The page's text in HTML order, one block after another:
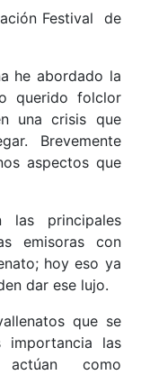
Festival de
he abordado la
querido folclor
una crisis que
Brevemente
aspectos que
las principales
emisoras con
hoy eso ya
dar ese lujo.
que se
importancia las
actúan como